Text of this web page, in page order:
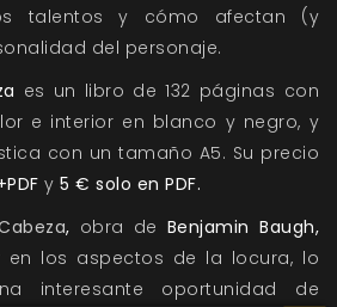
talentos y cómo afectan (y
del personaje.
es un libro de 132 páginas con
e interior en blanco y negro, y
con un tamaño A5. Su precio
y 5 € solo en PDF.
, obra de Benjamin Baugh,
en los aspectos de la locura, lo
interesante oportunidad de